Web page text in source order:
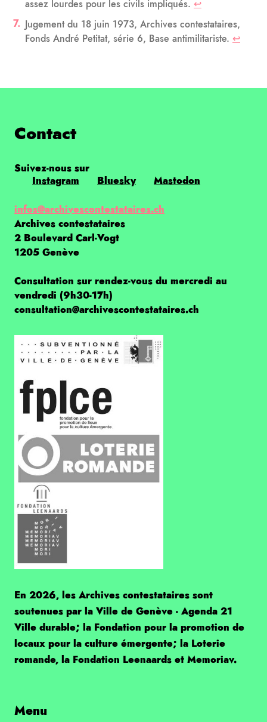
assez lourdes pour les civils impliqués. ↩
Jugement du 18 juin 1973, Archives contestataires,
Fonds André Petitat, série 6, Base antimilitariste. ↩
Contact
Suivez-nous sur
Instagram
Bluesky Mastodon
infos@archivescontestataires.ch
Archives contestataires
2 Boulevard Carl-Vogt
1205 Genève
Consultation sur rendez-vous du mercredi au
vendredi (9h30-17h)
consultation@archivescontestataires.ch
En 2026, les Archives contestataires sont
soutenues par la Ville de Genève - Agenda 21
Ville durable; la Fondation pour la promotion de
locaux pour la culture émergente; la Loterie
romande, la Fondation Leenaards et Memoriav.
Menu